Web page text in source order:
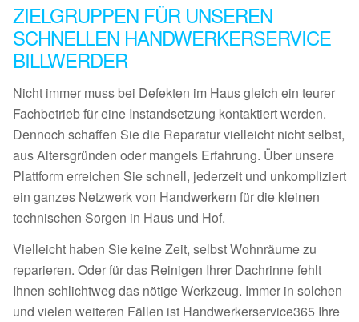
ZIELGRUPPEN FÜR UNSEREN
SCHNELLEN HANDWERKERSERVICE
BILLWERDER
Nicht immer muss bei Defekten im Haus gleich ein teurer
Fachbetrieb für eine Instandsetzung kontaktiert werden.
Dennoch schaffen Sie die Reparatur vielleicht nicht selbst,
aus Altersgründen oder mangels Erfahrung. Über unsere
Plattform erreichen Sie schnell, jederzeit und unkompliziert
ein ganzes Netzwerk von Handwerkern für die kleinen
technischen Sorgen in Haus und Hof.
Vielleicht haben Sie keine Zeit, selbst Wohnräume zu
reparieren. Oder für das Reinigen Ihrer Dachrinne fehlt
Ihnen schlichtweg das nötige Werkzeug. Immer in solchen
und vielen weiteren Fällen ist Handwerkerservice365 Ihre